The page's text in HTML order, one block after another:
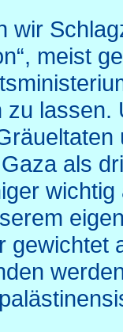
wir
meist
als
gewichtet